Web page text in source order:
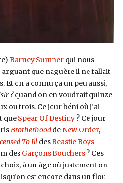
Barney Sumnerqui nous
que naguère il ne fallait
Et on a connu ça un peu aussi,
?quand on en voudrait quinze
ou trois. Ce jour béni où j’ai
que Spear Of Destiny? Ce jour
Brotherhoodde New Order,
To IlldesBeastie Boys
des Garçons Bouchers? Ces
à un âge où justement on
est encore dans un flou